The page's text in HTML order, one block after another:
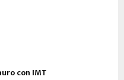
con IMT